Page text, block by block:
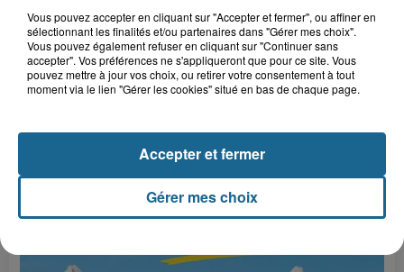
A GAGNER
Vous pouvez accepter en cliquant sur "Accepter et fermer", ou affiner en
sélectionnant les finalités et/ou partenaires dans "Gérer mes choix".
Vous pouvez également refuser en cliquant sur "Continuer sans
accepter". Vos préférences ne s'appliqueront que pour ce site. Vous
pouvez mettre à jour vos choix, ou retirer votre consentement à tout
moment via le lien "Gérer les cookies" situé en bas de chaque page.
Gérer mes choix
Accepter et fermer